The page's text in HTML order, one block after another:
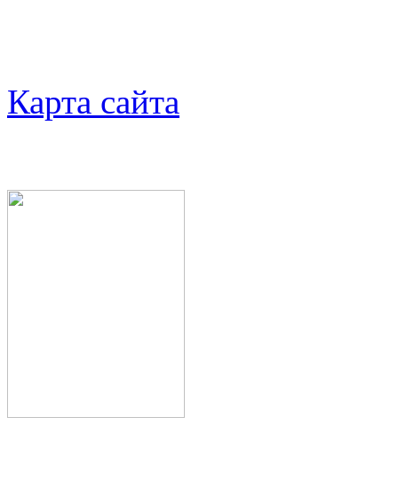
Карта сайта